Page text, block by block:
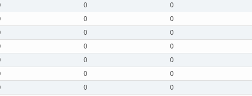
0 0
0 0
0 0
0 0
0 0
0 0
0 0